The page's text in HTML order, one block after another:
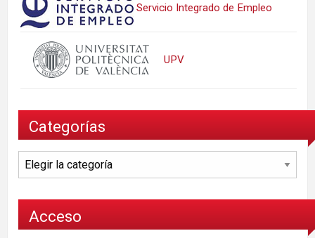
Servicio Integrado de Empleo
UPV
Categorías
Categorías
Acceso